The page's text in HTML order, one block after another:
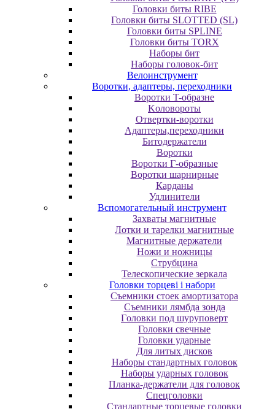
Головки биты RIBE
Головки биты SLOTTED (SL)
Головки биты SPLINE
Головки биты TORX
Наборы бит
Наборы головок-бит
Велоинструмент
Воротки, адаптеры, переходники
Bopoтки T-oбpaзне
Koлoвopoты
Oтвepтки-вopoтки
Адаптеры,переходники
Битодержатели
Воротки
Воротки Г-образные
Воротки шарнирные
Карданы
Удлинители
Вспомогательный инструмент
Захваты магнитные
Лотки и тарелки магнитные
Магнитные держатели
Ножи и ножницы
Струбцина
Телескопические зеркала
Головки торцеві і набори
Cъeмники cтoeк aмopтизaтopa
Cъeмники лямбдa зoндa
Гoлoвки пoд шуpупoвepт
Головки свечные
Головки ударные
Для литых дисков
Наборы стандартных головок
Наборы ударных головок
Планка-держатели для головок
Спецголовки
Стандартные торцевые головки